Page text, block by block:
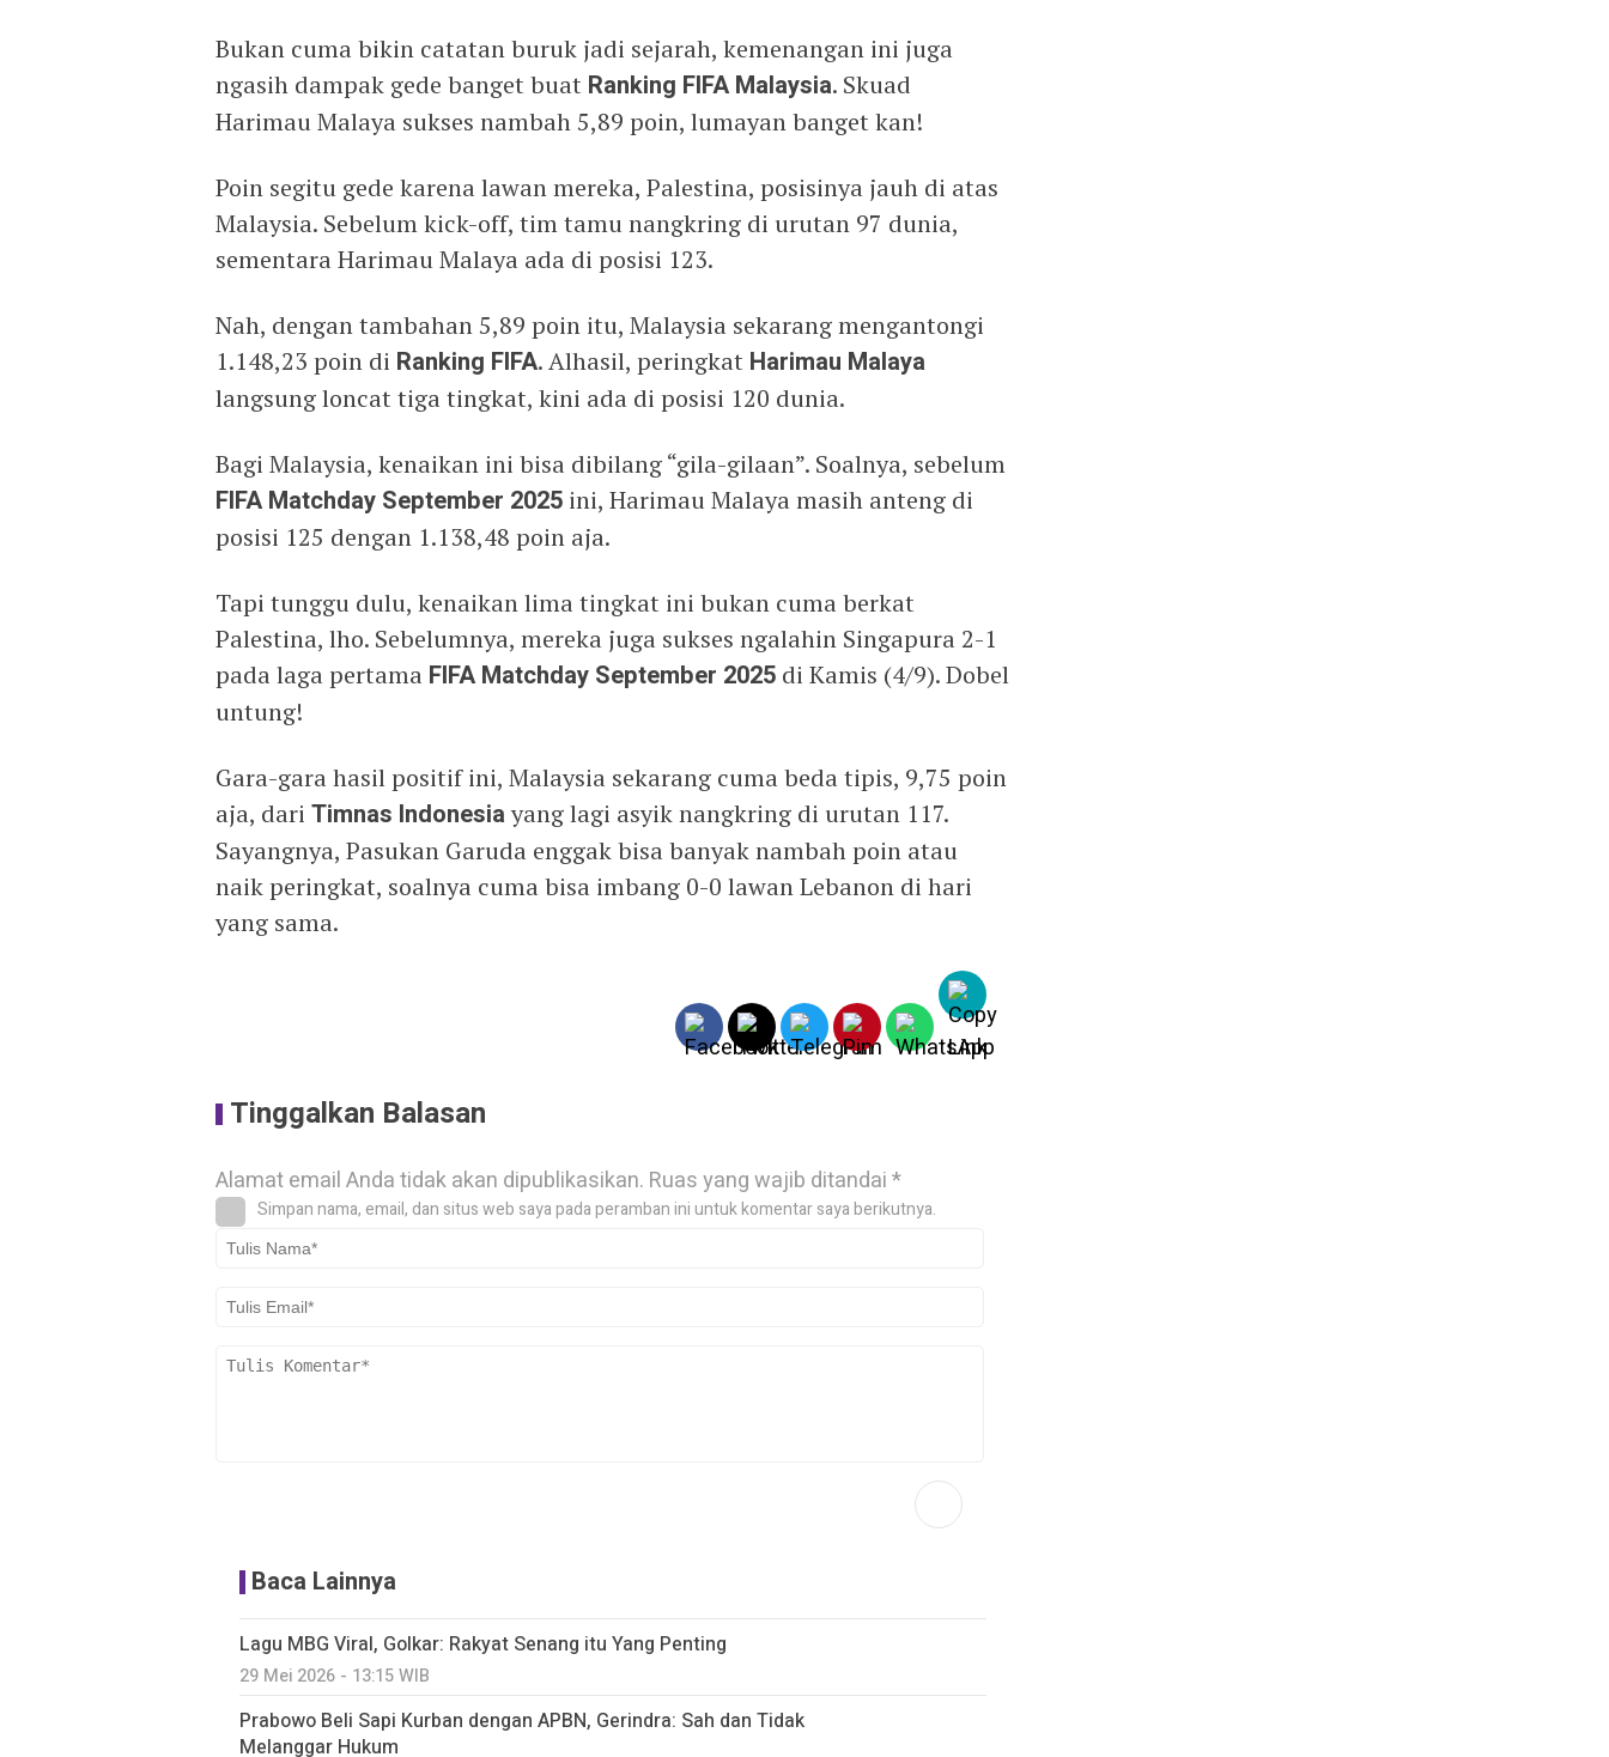
Bukan cuma bikin catatan buruk jadi sejarah, kemenangan ini juga
ngasih dampak gede banget buat Ranking FIFA Malaysia. Skuad
Harimau Malaya sukses nambah 5,89 poin, lumayan banget kan!
Poin segitu gede karena lawan mereka, Palestina, posisinya jauh di atas
Malaysia. Sebelum kick-off, tim tamu nangkring di urutan 97 dunia,
sementara Harimau Malaya ada di posisi 123.
Nah, dengan tambahan 5,89 poin itu, Malaysia sekarang mengantongi
1.148,23 poin di Ranking FIFA. Alhasil, peringkat Harimau Malaya
langsung loncat tiga tingkat, kini ada di posisi 120 dunia.
Bagi Malaysia, kenaikan ini bisa dibilang “gila-gilaan”. Soalnya, sebelum
FIFA Matchday September 2025 ini, Harimau Malaya masih anteng di
posisi 125 dengan 1.138,48 poin aja.
Tapi tunggu dulu, kenaikan lima tingkat ini bukan cuma berkat
Palestina, lho. Sebelumnya, mereka juga sukses ngalahin Singapura 2-1
pada laga pertama FIFA Matchday September 2025 di Kamis (4/9). Dobel
untung!
Gara-gara hasil positif ini, Malaysia sekarang cuma beda tipis, 9,75 poin
aja, dari Timnas Indonesiayang lagi asyik nangkring di urutan 117.
Sayangnya, Pasukan Garuda enggak bisa banyak nambah poin atau
naik peringkat, soalnya cuma bisa imbang 0-0 lawan Lebanon di hari
yang sama.
Tinggalkan Balasan
Alamat email Anda tidak akan dipublikasikan. Ruas yang wajib ditandai*
Simpan nama, email, dan situs web saya pada peramban ini untuk komentar saya berikutnya.
Baca Lainnya
Lagu MBG Viral, Golkar: Rakyat Senang itu Yang Penting
29 Mei 2026 - 13:15 WIB
Prabowo Beli Sapi Kurban dengan APBN, Gerindra: Sah dan Tidak
Melanggar Hukum